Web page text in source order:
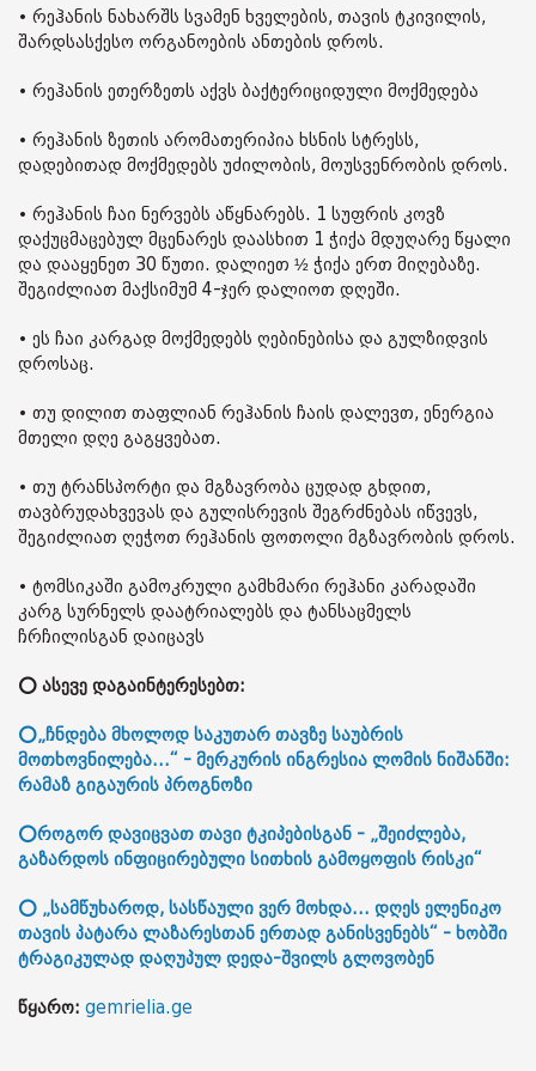
• რეჰანის ნახარშს სვამენ ხველების, თავის ტკივილის,
შარდსასქესო ორგანოების ანთების დროს.
• რეჰანის ეთერზეთს აქვს ბაქტერიციდული მოქმედება
• რეჰანის ზეთის არომათერიპია ხსნის სტრესს,
დადებითად მოქმედებს უძილობის, მოუსვენრობის დროს.
• რეჰანის ჩაი ნერვებს აწყნარებს. 1 სუფრის კოვზ
დაქუცმაცებულ მცენარეს დაასხით 1 ჭიქა მდუღარე წყალი
და დააყენეთ 30 წუთი. დალიეთ ½ ჭიქა ერთ მიღებაზე.
შეგიძლიათ მაქსიმუმ 4-ჯერ დალიოთ დღეში.
• ეს ჩაი კარგად მოქმედებს ღებინებისა და გულზიდვის
დროსაც.
• თუ დილით თაფლიან რეჰანის ჩაის დალევთ, ენერგია
მთელი დღე გაგყვებათ.
• თუ ტრანსპორტი და მგზავრობა ცუდად გხდით,
თავბრუდახვევას და გულისრევის შეგრძნებას იწვევს,
შეგიძლიათ ღეჭოთ რეჰანის ფოთოლი მგზავრობის დროს.
• ტომსიკაში გამოკრული გამხმარი რეჰანი კარადაში
კარგ სურნელს დაატრიალებს და ტანსაცმელს
ჩრჩილისგან დაიცავს
⭕ ასევე დაგაინტერესებთ:
⭕„ჩნდება მხოლოდ საკუთარ თავზე საუბრის
მოთხოვნილება...“ - მერკურის ინგრესია ლომის ნიშანში:
რამაზ გიგაურის პროგნოზი
⭕როგორ დავიცვათ თავი ტკიპებისგან - „შეიძლება,
გაზარდოს ინფიცირებული სითხის გამოყოფის რისკი“
⭕ „სამწუხაროდ, სასწაული ვერ მოხდა... დღეს ელენიკო
თავის პატარა ლაზარესთან ერთად განისვენებს“ - ხობში
ტრაგიკულად დაღუპულ დედა-შვილს გლოვობენ
წყარო: gemrielia.ge